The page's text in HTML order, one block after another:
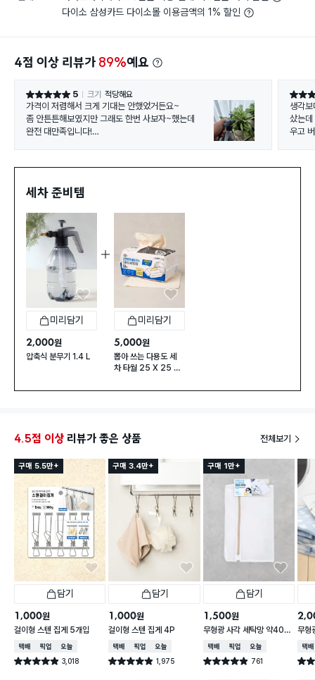
다이소 삼성카드 다이소몰 이용금액의 1% 할인
4점 이상 리뷰가 89%예요
별점 5점 5 크기 적당해요
가격이 저렴해서 크게 기대는 안했었거든요~
좀 안튼튼해보였지만 그래도 한번 사보자~했는데
완전 대만족입니다!
원해 하는구나가 느껴지면서 분무하는 기분이 좋습니
가격이 2000원인데...이정도면 진짜 강추입니다!
별점 5
생각
샀는데
우고
세차 준비템
일시품절
미리담기
2,000원
압축식 분무기 1.4 L
일시품절
미리담기
5,000원
뽑아 쓰는 다용도 세
차 타월 25 X 25 c
4.5점 이상 리뷰가 좋은 상품 전체보기
구매 5.5만+
담기
1,000원
걸이형 스텐 집게 5개입
택배배송매장픽업오늘배송
별점 4.9점 3,018
건 작성
구매 3.4만+
담기
1,000원
걸이형 스텐 집게 4P
택배배송매장픽업오늘배송
별점 4.9점 1,975
건 작성
구매 1만+
담기
1,500원
무형광 사각 세탁망 약40X
택배배송매장픽업오늘배송
별점 4.9점 761
건 작성
무형
택배
별점